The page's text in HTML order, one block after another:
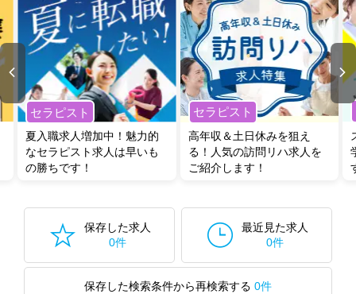
セラピスト
夏入職求人増加中！魅力的
なセラピスト求人は早いも
の勝ちです！
セラピスト
高年収＆土日休みを狙え
る！人気の訪問リハ求人を
ご紹介します！
保存した求人
0件
最近見た求人
0件
保存した検索条件から再検索する 0件